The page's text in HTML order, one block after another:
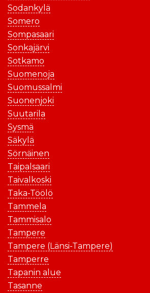
Sodankylä
Somero
Sompasaari
Sonkajärvi
Sotkamo
Suomenoja
Suomussalmi
Suonenjoki
Suutarila
Sysmä
Säkylä
Sörnäinen
Taipalsaari
Taivalkoski
Taka-Töölö
Tammela
Tammisalo
Tampere
Tampere (Länsi-Tampere)
Tamperre
Tapanin alue
Tasanne